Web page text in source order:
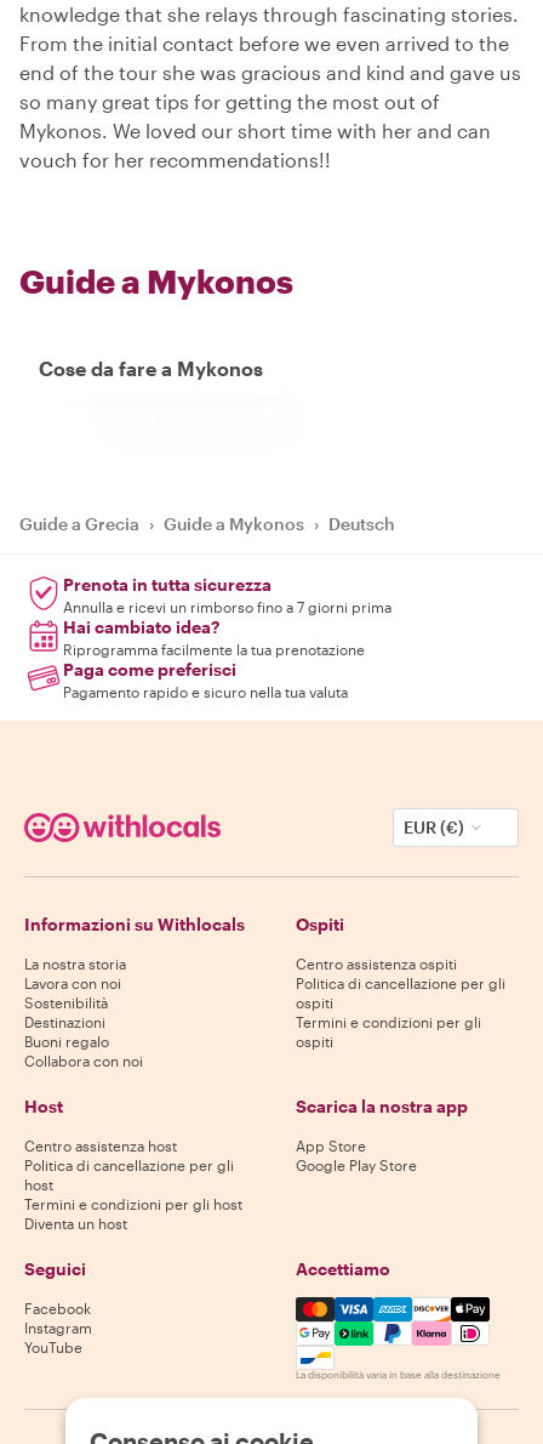
knowledge that she relays through fascinating stories.
From the initial contact before we even arrived to the
end of the tour she was gracious and kind and gave us
so many great tips for getting the most out of
Mykonos. We loved our short time with her and can
vouch for her recommendations!!
Guide a Mykonos
Cose da fare a Mykonos
Guide a Grecia › Guide a Mykonos › Deutsch
Prenota in tutta sicurezza
Annulla e ricevi un rimborso fino a 7 giorni prima
Hai cambiato idea?
Riprogramma facilmente la tua prenotazione
Paga come preferisci
Pagamento rapido e sicuro nella tua valuta
EUR (€)
Informazioni su Withlocals
La nostra storia
Lavora con noi
Sostenibilità
Destinazioni
Buoni regalo
Collabora con noi
Ospiti
Centro assistenza ospiti
Politica di cancellazione per gli
ospiti
Termini e condizioni per gli
ospiti
Host
Centro assistenza host
Politica di cancellazione per gli
host
Termini e condizioni per gli host
Diventa un host
Scarica la nostra app
App Store
Google Play Store
Seguici
Facebook
Instagram
YouTube
Accettiamo
Mastercard, Visa, Amex,
La disponibilità varia in base alla destinazione